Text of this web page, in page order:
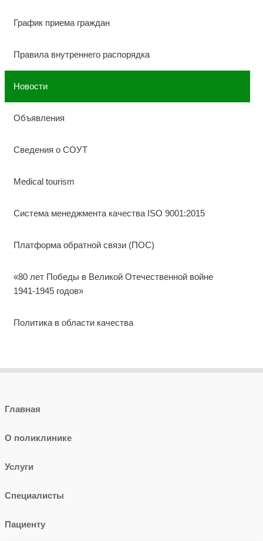
График приема граждан
Правила внутреннего распорядка
Новости
Объявления
Сведения о СОУТ
Medical tourism
Система менеджмента качества ISO 9001:2015
Платформа обратной связи (ПОС)
«80 лет Победы в Великой Отечественной войне
1941-1945 годов»
Политика в области качества
Главная
О поликлинике
Услуги
Специалисты
Пациенту